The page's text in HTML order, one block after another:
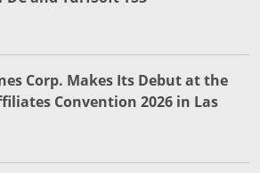
Corp. Makes Its Debut at the
Convention 2026 in Las